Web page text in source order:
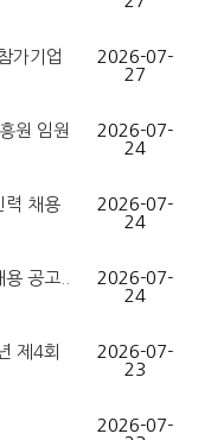
가기업
2026-07-
27
원 임원
2026-07-
24
력 채용
2026-07-
24
공고..
2026-07-
24
제4회
2026-07-
23
2026-07-